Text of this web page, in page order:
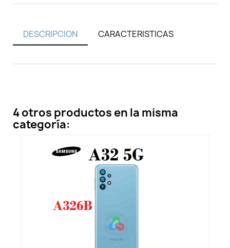
DESCRIPCION CARACTERISTICAS
4 otros productos en la misma
categoría: